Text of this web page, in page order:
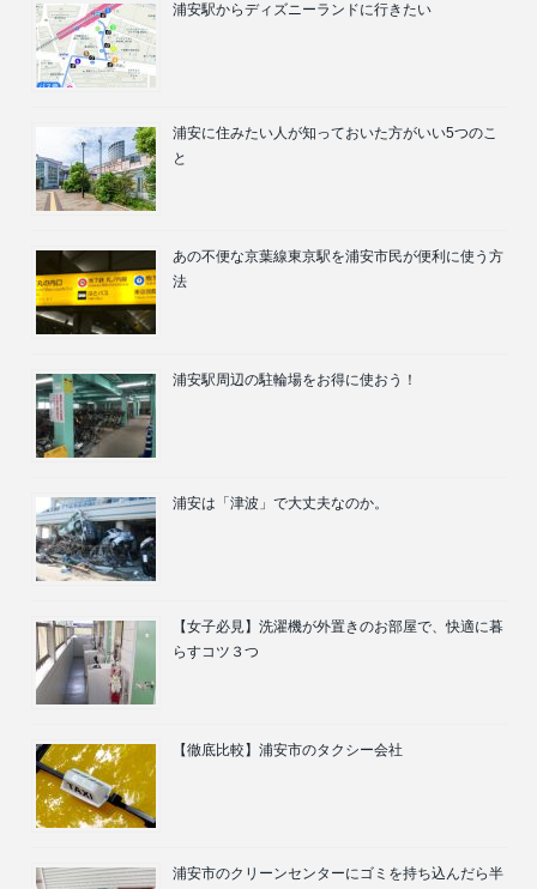
浦安駅からディズニーランドに行きたい
浦安に住みたい人が知っておいた方がいい5つのこ
と
あの不便な京葉線東京駅を浦安市民が便利に使う方
法
浦安駅周辺の駐輪場をお得に使おう！
浦安は「津波」で大丈夫なのか。
【女子必見】洗濯機が外置きのお部屋で、快適に暮
らすコツ３つ
【徹底比較】浦安市のタクシー会社
浦安市のクリーンセンターにゴミを持ち込んだら半